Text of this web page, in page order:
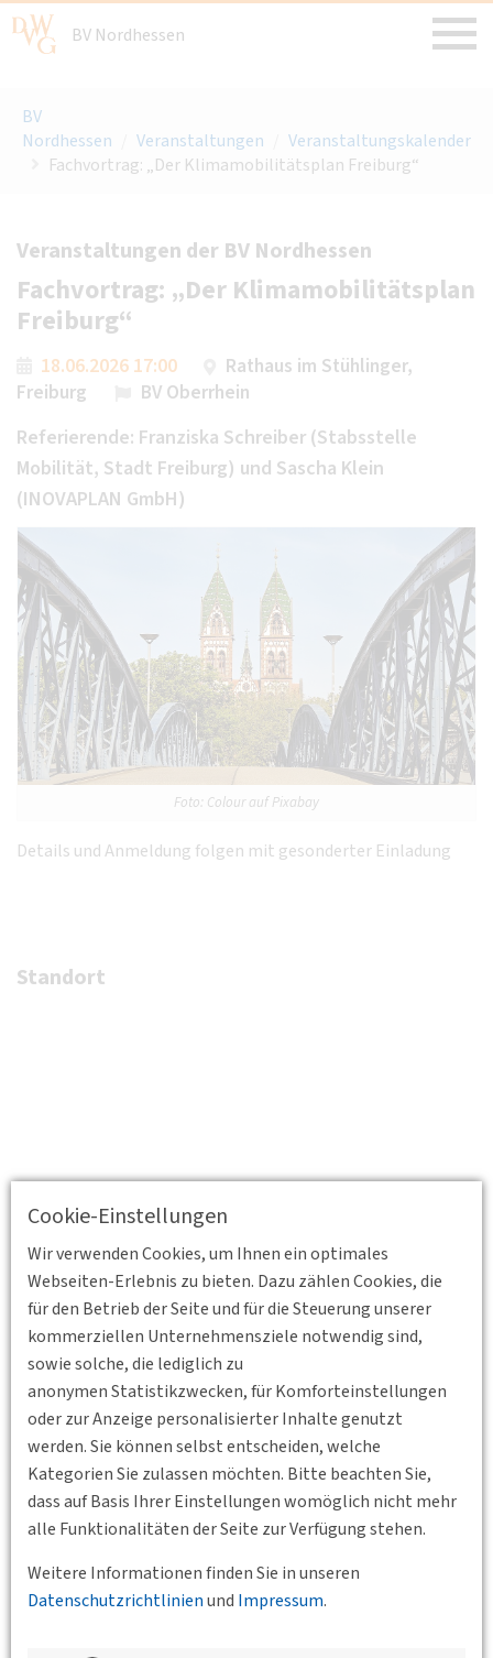
Cookie-Einstellungen
Wir verwenden Cookies, um Ihnen ein optimales
Webseiten-Erlebnis zu bieten. Dazu zählen Cookies, die
für den Betrieb der Seite und für die Steuerung unserer
kommerziellen Unternehmensziele notwendig sind,
sowie solche, die lediglich zu
anonymen Statistikzwecken, für Komforteinstellungen
oder zur Anzeige personalisierter Inhalte genutzt
werden. Sie können selbst entscheiden, welche
Kategorien Sie zulassen möchten. Bitte beachten Sie,
dass auf Basis Ihrer Einstellungen womöglich nicht mehr
alle Funktionalitäten der Seite zur Verfügung stehen.
Weitere Informationen finden Sie in unseren
Datenschutzrichtlinienund Impressum.
BV Nordhessen
BV
Nordhessen
Veranstaltungen
Veranstaltungskalender
Fachvortrag: „Der Klimamobilitätsplan Freiburg“
Veranstaltungen der BV Nordhessen
Fachvortrag: „Der Klimamobilitätsplan
Freiburg“
18.06.2026 17:00
Rathaus im Stühlinger,
Freiburg
BV Oberrhein
Referierende: Franziska Schreiber (Stabsstelle
Mobilität, Stadt Freiburg) und Sascha Klein
(INOVAPLAN GmbH)
Foto: Colour auf Pixabay
Details und Anmeldung folgen mit gesonderter Einladung
Standort
Zurück
Veranstaltungen der Bundesgeschäftsstelle,